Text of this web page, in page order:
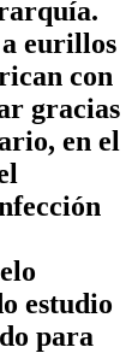
eurillos
con
gracias
en el
estudio
para